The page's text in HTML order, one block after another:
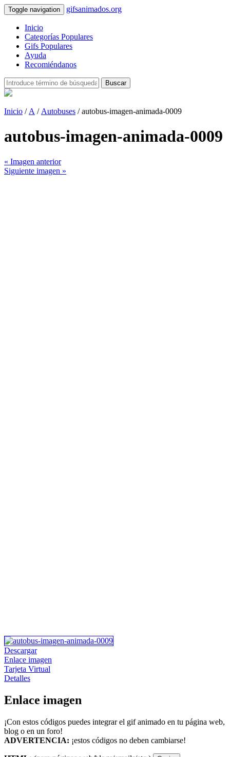
Toggle navigation gifsanimados.org
Inicio
Categorías Populares
Gifs Populares
Ayuda
Recomiéndanos
Buscar
Inicio / A / Autobuses / autobus-imagen-animada-0009
autobus-imagen-animada-0009
« Imagen anterior
Siguiente imagen »
Descargar
Enlace imagen
Tarjeta Virtual
Detalles
Enlace imagen
¡Con estos códigos puedes integrar el gif animado en tu página web,
blog o en un foro!
ADVERTENCIA: ¡estos códigos no deben cambiarse!